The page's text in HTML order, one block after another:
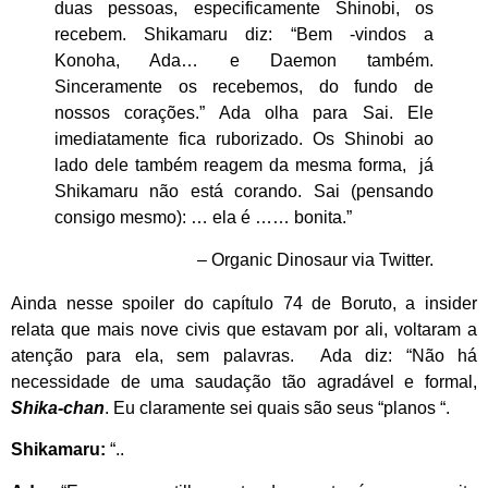
duas pessoas, especificamente Shinobi, os
recebem. Shikamaru diz: “Bem -vindos a
Konoha, Ada… e Daemon também.
Sinceramente os recebemos, do fundo de
nossos corações.” Ada olha para Sai. Ele
imediatamente fica ruborizado. Os Shinobi ao
lado dele também reagem da mesma forma, já
Shikamaru não está corando. Sai (pensando
consigo mesmo): … ela é …… bonita.”
– Organic Dinosaur via Twitter.
Ainda nesse spoiler do capítulo 74 de Boruto, a insider
relata que mais nove civis que estavam por ali, voltaram a
atenção para ela, sem palavras. Ada diz: “Não há
necessidade de uma saudação tão agradável e formal,
Shika-chan. Eu claramente sei quais são seus “planos “.
Shikamaru: “..